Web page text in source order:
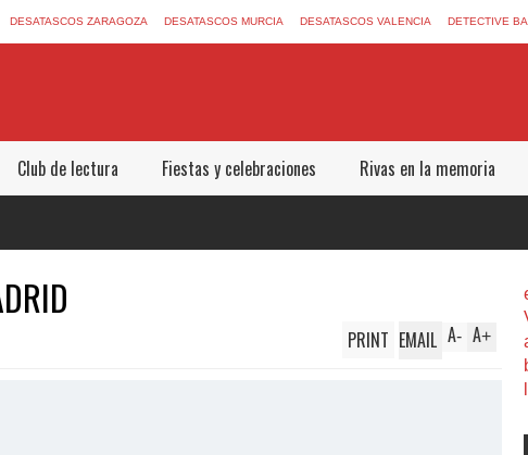
DESATASCOS ZARAGOZA DESATASCOS MURCIA DESATASCOS VALENCIA DETECTIVE
Club de lectura Fiestas y celebraciones Rivas en la memoria
A+
A-
PRINT EMAIL